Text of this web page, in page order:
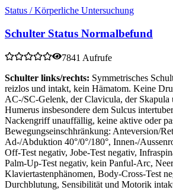
Status / Körperliche Untersuchung
Schulter Status Normalbefund
7841 Aufrufe
Schulter links/rechts: Symmetrisches
reizlos und intakt, kein Hämatom. Keine
AC-/SC-Gelenk, der Clavicula, der Skapula
Humerus insbesondere dem Sulcus
Nackengriff unauffällig, keine aktive oder
Bewegungseinschhränkung: Anteversion/
Ad-/Abduktion 40°/0°/180°, Innen-/
Off-Test negativ, Jobe-Test negativ,
Palm-Up-Test negativ, kein Panful-Arc,
Klaviertastenphänomen, Body-Cross-Test
Durchblutung, Sensibilität und Motorik